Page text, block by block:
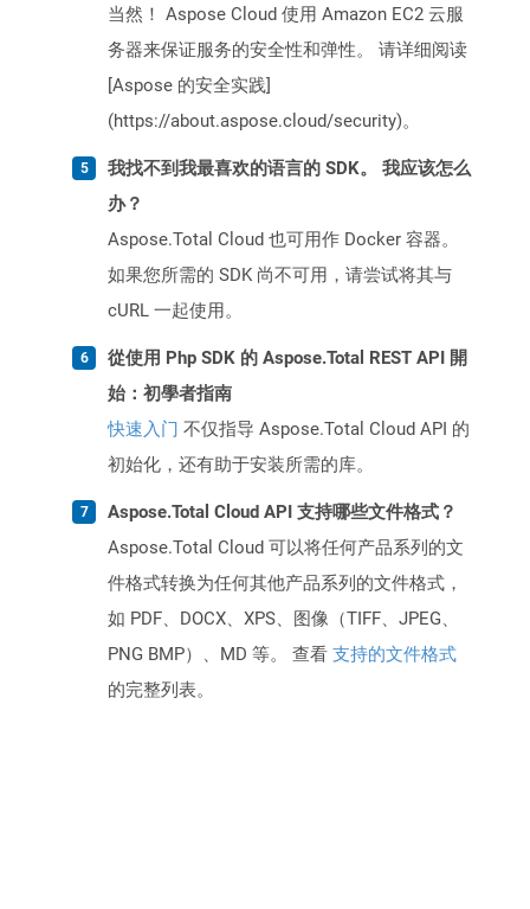
当然！ Aspose Cloud 使用 Amazon EC2 云服
务器来保证服务的安全性和弹性。 请详细阅读
[Aspose 的安全实践]
(https://about.aspose.cloud/security)。
我找不到我最喜欢的语言的 SDK。 我应该怎么
办？
Aspose.Total Cloud 也可用作 Docker 容器。
如果您所需的 SDK 尚不可用，请尝试将其与
cURL 一起使用。
從使用 Php SDK 的 Aspose.Total REST API 開
始：初學者指南
快速入门 不仅指导 Aspose.Total Cloud API 的
初始化，还有助于安装所需的库。
Aspose.Total Cloud API 支持哪些文件格式？
Aspose.Total Cloud 可以将任何产品系列的文
件格式转换为任何其他产品系列的文件格式，
如 PDF、DOCX、XPS、图像（TIFF、JPEG、
PNG BMP）、MD 等。 查看 支持的文件格式
的完整列表。